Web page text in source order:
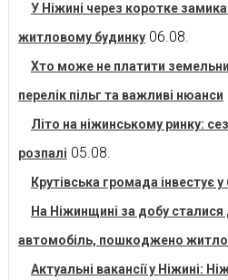
У Ніжині через коротке
житловому будинку 06.08.
Хто може не платити
перелік пільг та важливі нюанси
Літо на ніжинському ринку:
розпалі 05.08.
Крутівська громада інвестує
На Ніжинщині за добу сталися
автомобіль, пошкоджено
Актуальні вакансії у Ніжині: